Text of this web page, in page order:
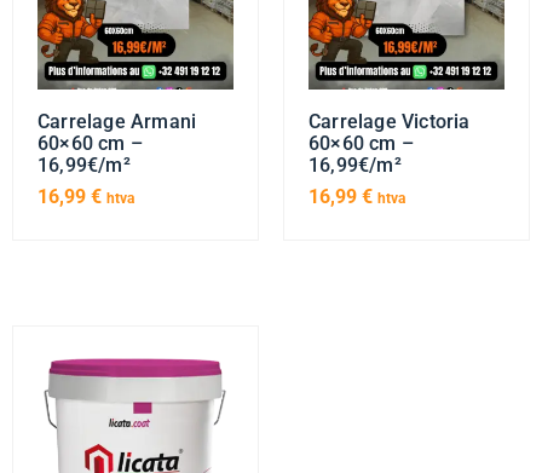
Carrelage Armani
60×60 cm –
16,99€/m²
16,99 € htva
Carrelage Victoria
60×60 cm –
16,99€/m²
16,99 € htva